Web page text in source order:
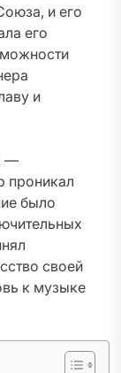
и его
его
и
—
проникал
было
своей
к музыке